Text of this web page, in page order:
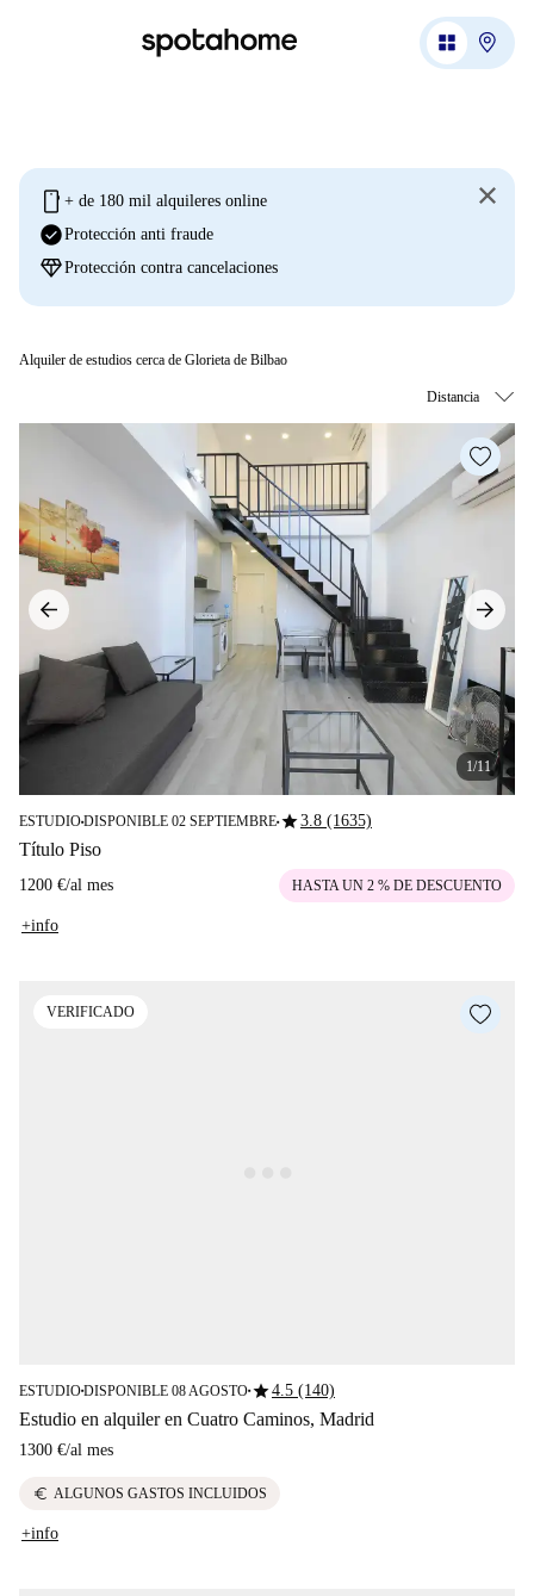
mobile + de 180 mil alquileres online
check_circleProtección anti fraude
diamondProtección contra cancelaciones
Alquiler de estudios cerca de Glorieta de Bilbao
1/11
ESTUDIO■DISPONIBLE 02 SEPTIEMBRE■star3.8 (1635)
Título Piso
1200 €/al mes HASTA UN 2 % DE DESCUENTO
+info
VERIFICADO
ESTUDIO■DISPONIBLE 08 AGOSTO■star4.5 (140)
Estudio en alquiler en Cuatro Caminos, Madrid
1300 €/al mes
euro ALGUNOS GASTOS INCLUIDOS
+info